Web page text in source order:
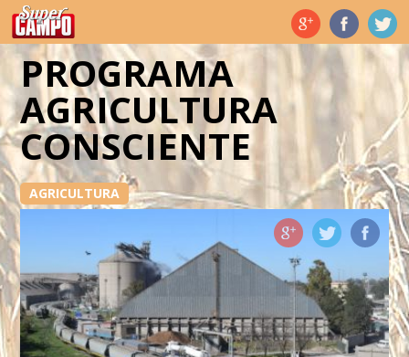
Temas de hoy
PROGRAMA
AGRICULTURA
CONSCIENTE
AGRICULTURA